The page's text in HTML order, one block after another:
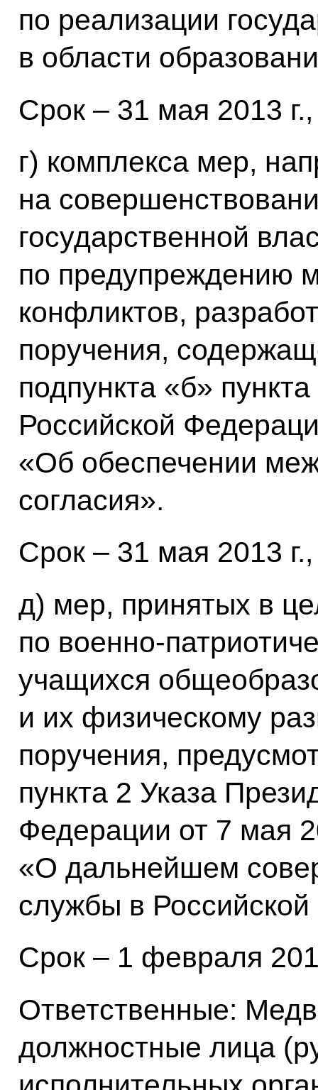
по реализации
в области
Срок – 31 мая 2013
г) комплекса мер,
на
государственной
по предупреждению
конфликтов,
поручения,
подпункта «б»
Российской
«Об обеспечении
согласия».
Срок – 31 мая 2013
д) мер, принятых в
по военно-
учащихся
и их физическому
поручения,
пункта 2 Указа
Федерации от 7 мая
«О дальнейшем
службы в
Срок – 1 февраля
Ответственные:
должностные лица